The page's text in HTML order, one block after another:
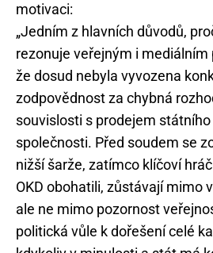
motivaci:
„Jedním z hlavních důvodů,
rezonuje veřejným i
že dosud nebyla vyvozena
zodpovědnost za chybná
souvislosti s prodejem
společnosti. Před soudem se
nižší šarže, zatímco klíčoví
OKD obohatili, zůstávají mimo
ale ne mimo pozornost
politická vůle k dořešení celé